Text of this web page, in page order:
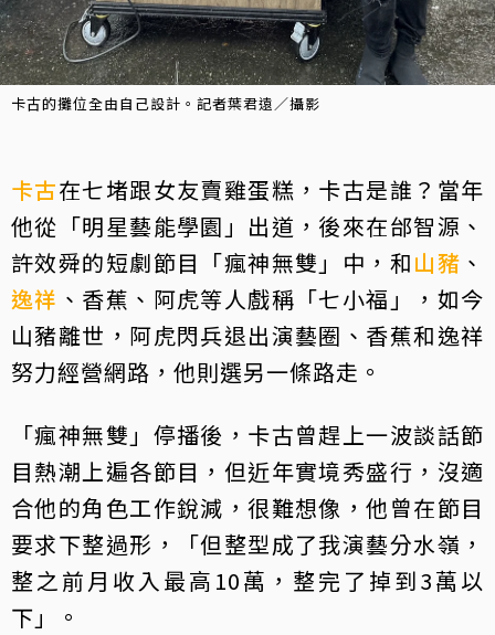
卡古的攤位全由自己設計。記者葉君遠／攝影
卡古在七堵跟女友賣雞蛋糕，卡古是誰？當年
他從「明星藝能學園」出道，後來在邰智源、
許效舜的短劇節目「瘋神無雙」中，和山豬 、
逸祥 、香蕉、阿虎等人戲稱「七小福」，如今
山豬離世，阿虎閃兵退出演藝圈、香蕉和逸祥
努力經營網路，他則選另一條路走。
「瘋神無雙」停播後，卡古曾趕上一波談話節
目熱潮上遍各節目，但近年實境秀盛行，沒適
合他的角色工作銳減，很難想像，他曾在節目
要求下整過形，「但整型成了我演藝分水嶺，
整之前月收入最高10萬，整完了掉到3萬以
下」。